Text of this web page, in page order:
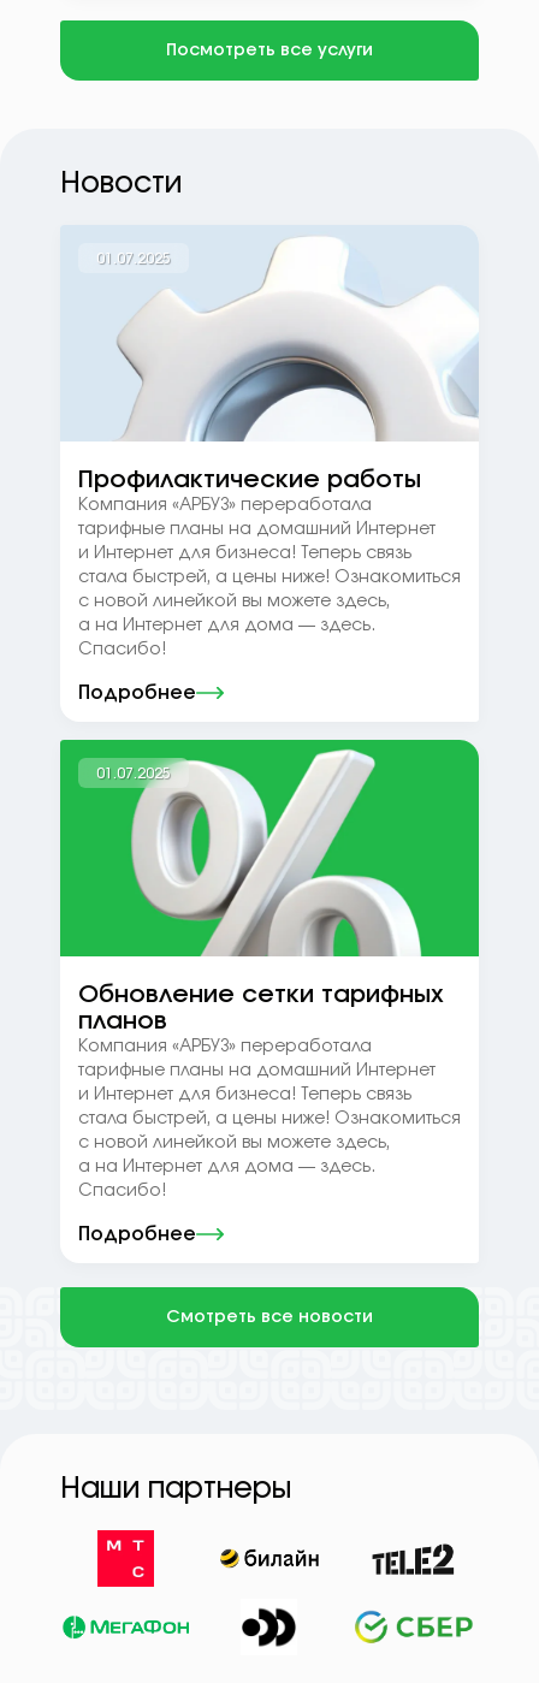
Посмотреть все услуги
Новости
01.07.2025
Профилактические работы
Компания «АРБУЗ» переработала
тарифные планы на домашний Интернет
и Интернет для бизнеса! Теперь связь
стала быстрей, а цены ниже! Ознакомиться
с новой линейкой вы можете здесь,
а на Интернет для дома — здесь.
Спасибо!
Подробнее
01.07.2025
Обновление сетки тарифных
планов
Компания «АРБУЗ» переработала
тарифные планы на домашний Интернет
и Интернет для бизнеса! Теперь связь
стала быстрей, а цены ниже! Ознакомиться
с новой линейкой вы можете здесь,
а на Интернет для дома — здесь.
Спасибо!
Подробнее
Смотреть все новости
Наши партнеры